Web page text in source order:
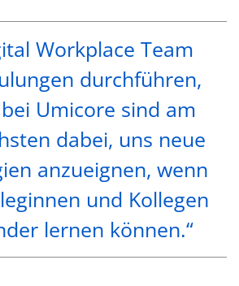
Workplace Team
durchführen,
Umicore sind am
dabei, uns neue
anzueignen, wenn
und Kollegen
lernen können.“